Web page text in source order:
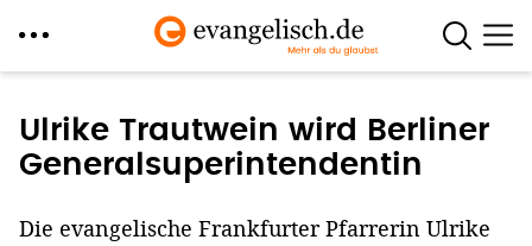
zum
Inhalt
Ulrike Trautwein wird Berliner
Generalsuperintendentin
Die evangelische Frankfurter Pfarrerin Ulrike